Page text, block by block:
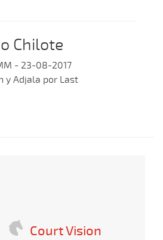
Chilote
- 23-08-2017
y Adjala por Last
Court Vision